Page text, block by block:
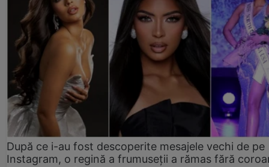
După ce i-au fost descoperite mesajele vechi de pe
Instagram, o regină a frumuseții a rămas fără